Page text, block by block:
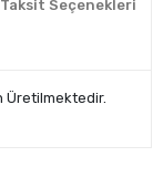
Taksit Seçenekleri
Üretilmektedir.